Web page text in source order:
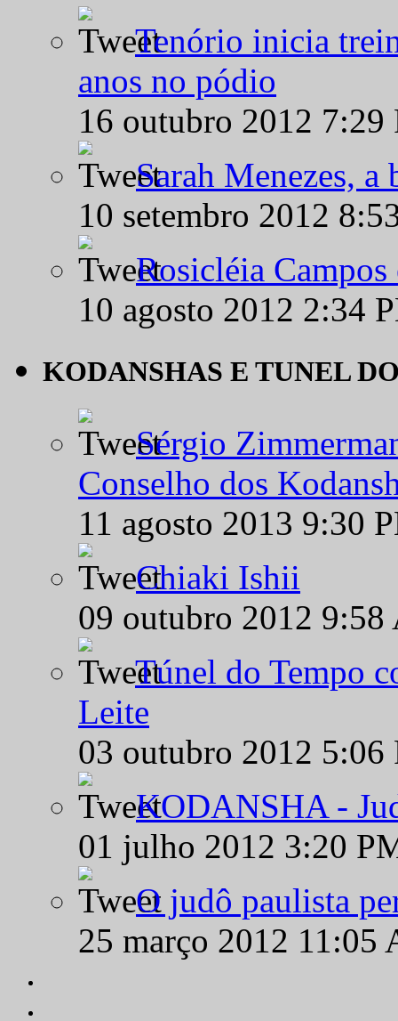
Tenório inicia
anos no pódio
16 outubro 2012
Sarah Menezes,
10 setembro 2012
Rosicléia
10 agosto 2012 2:34
KODANSHAS E TUNEL
Sérgio
Conselho dos
11 agosto 2013 9:30
Chiaki Ishii
09 outubro 2012
Túnel do Tempo
Leite
03 outubro 2012
KODANSHA -
01 julho 2012 3:20
O judô paulista
25 março 2012